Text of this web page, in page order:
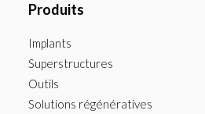
Produits
Implants
Superstructures
Outils
Solutions régénératives